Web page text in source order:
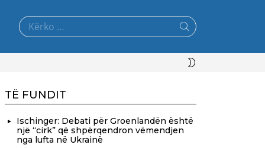
Search
for:
TË FUNDIT
Ischinger: Debati për Groenlandën është
një “cirk” që shpërqendron vëmendjen
nga lufta në Ukrainë